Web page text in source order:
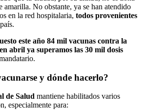
amarilla. No obstante, ya se han atendido
en la red hospitalaria, todos provenientes
este año 84 mil vacunas contra la
abril ya superamos las 30 mil dosis
y dónde hacerlo?
de Salud mantiene habilitados varios
especialmente para: